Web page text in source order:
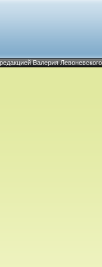
Валерия Левоневского